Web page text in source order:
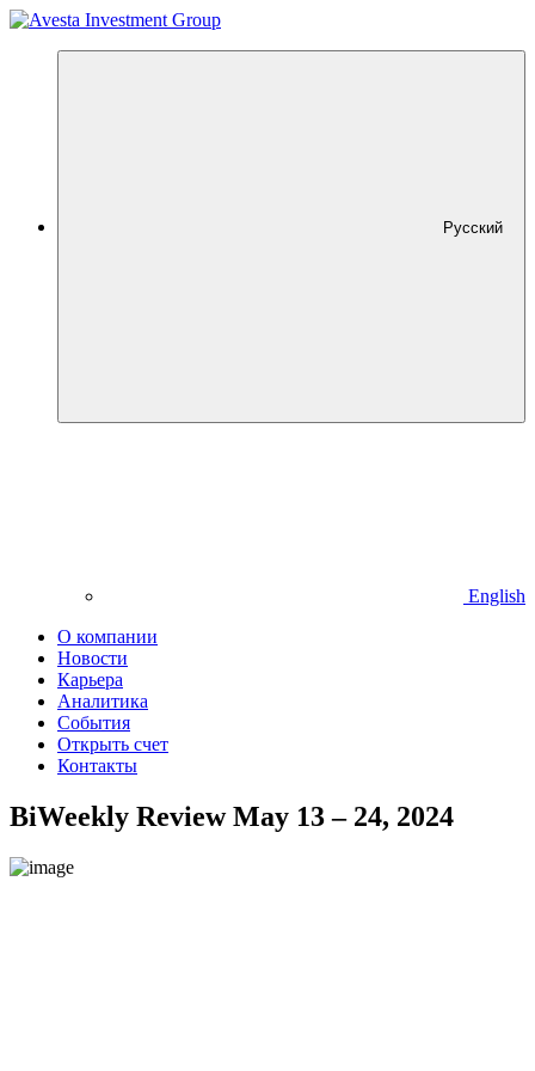
Русский
English
О компании
Новости
Карьера
Аналитика
События
Открыть счет
Контакты
BiWeekly Review May 13 – 24, 2024